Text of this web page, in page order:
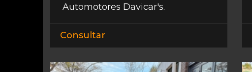
Automotores Davicar's.
Consultar